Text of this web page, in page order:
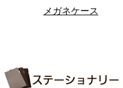
メガネケース